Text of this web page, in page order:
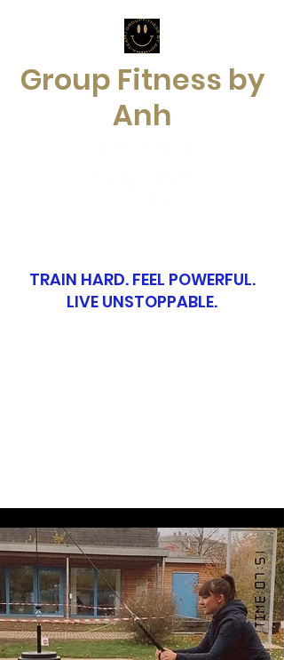
Group Fitness by
Anh
TRAIN HARD. FEEL POWERFUL.
LIVE UNSTOPPABLE.